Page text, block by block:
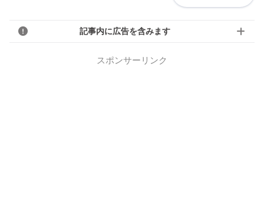
記事内に広告を含みます
スポンサーリンク